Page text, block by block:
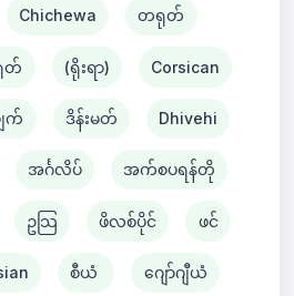
Chichewa တရုတ်
တ် (ရိုးရာ) Corsican
က် ဒိန်းမတ် Dhivehi
အင်္ဂလိပ် အက်စပရန်တို
ဥသြ ဖိလစ်ပိုင် ဖင်
စီယံ ​​ ဂျော်ဂျီယံ